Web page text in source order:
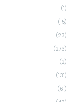
(1)
(15)
(23)
(273)
(2)
(131)
(61)